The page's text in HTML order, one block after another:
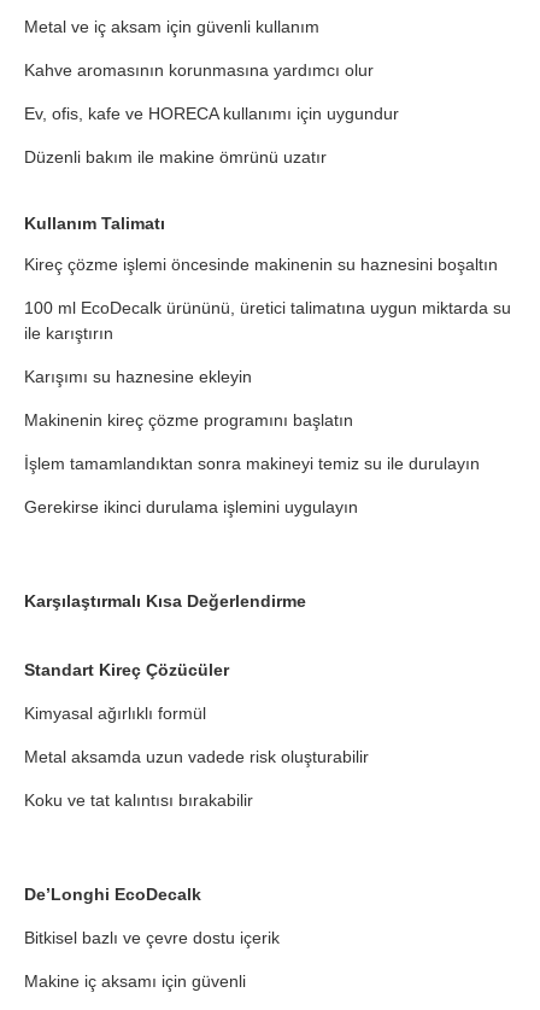
Metal ve iç aksam için güvenli kullanım
Kahve aromasının korunmasına yardımcı olur
Ev, ofis, kafe ve HORECA kullanımı için uygundur
Düzenli bakım ile makine ömrünü uzatır
Kullanım Talimatı
Kireç çözme işlemi öncesinde makinenin su haznesini boşaltın
100 ml EcoDecalk ürününü, üretici talimatına uygun miktarda su
ile karıştırın
Karışımı su haznesine ekleyin
Makinenin kireç çözme programını başlatın
İşlem tamamlandıktan sonra makineyi temiz su ile durulayın
Gerekirse ikinci durulama işlemini uygulayın
Karşılaştırmalı Kısa Değerlendirme
Standart Kireç Çözücüler
Kimyasal ağırlıklı formül
Metal aksamda uzun vadede risk oluşturabilir
Koku ve tat kalıntısı bırakabilir
De’Longhi EcoDecalk
Bitkisel bazlı ve çevre dostu içerik
Makine iç aksamı için güvenli